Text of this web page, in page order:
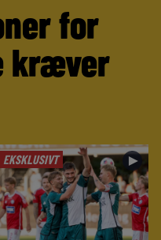
for
kræver
EKSKLUSIVT ►